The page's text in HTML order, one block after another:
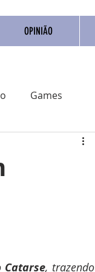
OPINIÃO
Games
Catarse, trazendo